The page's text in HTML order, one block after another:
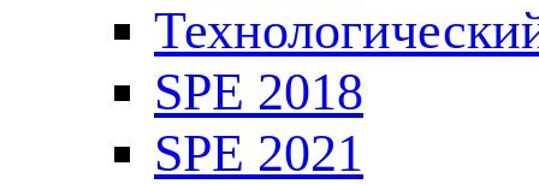
SPE 2018
SPE 2021